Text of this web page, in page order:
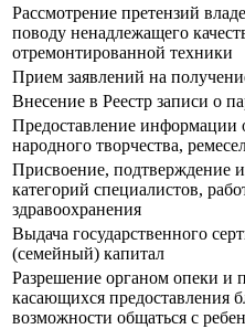
Рассмотрение претензий
поводу ненадлежащего
отремонтированной техники
Прием заявлений на
Внесение в Реестр записи о
Предоставление информации
народного творчества,
Присвоение, подтверждение
категорий специалистов,
здравоохранения
Выдача государственного
(семейный) капитал
Разрешение органом опеки и
касающихся предоставления
возможности общаться с